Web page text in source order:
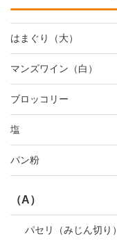
はまぐり（大）
マンズワイン（白）
ブロッコリー
塩
パン粉
（A）
パセリ（みじん切り）